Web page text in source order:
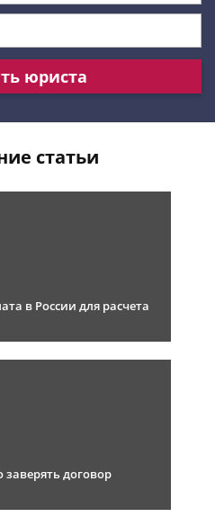
юриста
статьи
в России для расчета
договор